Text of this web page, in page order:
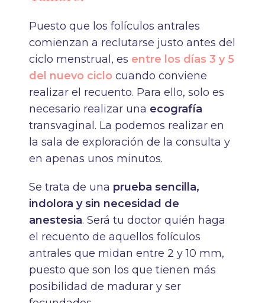
Puesto que los folículos antrales
comienzan a reclutarse justo antes del
ciclo menstrual, es entre los días 3 y 5
del nuevo ciclo cuando conviene
realizar el recuento. Para ello, solo es
necesario realizar una ecografía
transvaginal. La podemos realizar en
la sala de exploración de la consulta y
en apenas unos minutos.
Se trata de una prueba sencilla,
indolora y sin necesidad de
anestesia. Será tu doctor quién haga
el recuento de aquellos folículos
antrales que midan entre 2 y 10 mm,
puesto que son los que tienen más
posibilidad de madurar y ser